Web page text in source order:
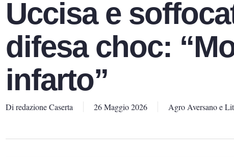
Uccisa e
difesa choc:
infarto”
Di redazione Caserta 26 Maggio 2026 Agro Aversano e